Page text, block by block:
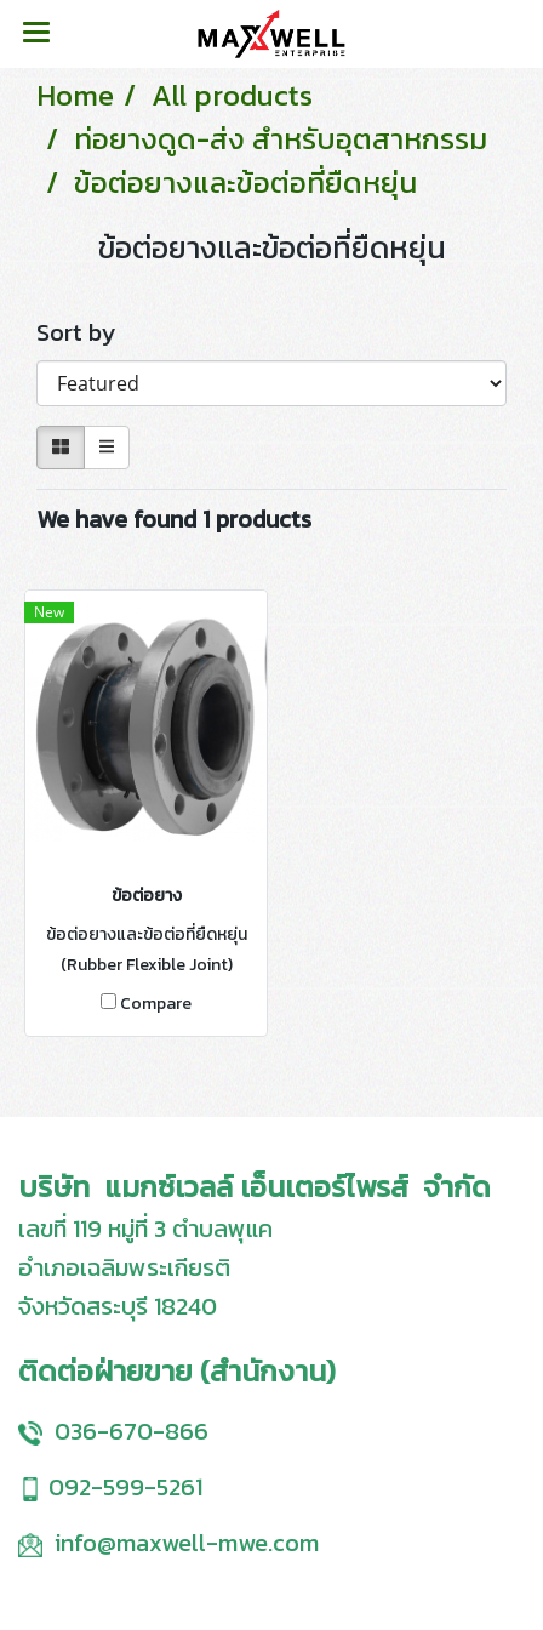
Home
All products
ท่อยางดูด-ส่ง สำหรับอุตสาหกรรม
ข้อต่อยางและข้อต่อที่ยืดหยุ่น
ข้อต่อยางและข้อต่อที่ยืดหยุ่น
Sort by
We have found 1 products
New
ข้อต่อยาง
ข้อต่อยางและข้อต่อที่ยืดหยุ่น
(Rubber Flexible Joint)
Compare
บริษัท แมกซ์เวลล์ เอ็นเตอร์ไพรส์ จำกัด
เลขที่ 119 หมู่ที่ 3 ตำบลพุแค
อำเภอเฉลิมพระเกียรติ
จังหวัดสระบุรี 18240
ติดต่อฝ่ายขาย (สำนักงาน)
036-670-866
092-599-5261
info@maxwell-mwe.com